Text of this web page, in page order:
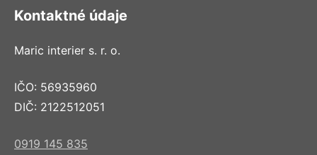
Kontaktné údaje
Maric interier s. r. o.
IČO: 56935960
DIČ: 2122512051
0919 145 835